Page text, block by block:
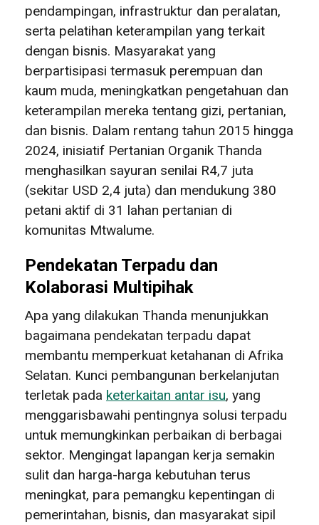
pendampingan, infrastruktur dan peralatan,
serta pelatihan keterampilan yang terkait
dengan bisnis. Masyarakat yang
berpartisipasi termasuk perempuan dan
kaum muda, meningkatkan pengetahuan dan
keterampilan mereka tentang gizi, pertanian,
dan bisnis. Dalam rentang tahun 2015 hingga
2024, inisiatif Pertanian Organik Thanda
menghasilkan sayuran senilai R4,7 juta
(sekitar USD 2,4 juta) dan mendukung 380
petani aktif di 31 lahan pertanian di
komunitas Mtwalume.
Pendekatan Terpadu dan
Kolaborasi Multipihak
Apa yang dilakukan Thanda menunjukkan
bagaimana pendekatan terpadu dapat
membantu memperkuat ketahanan di Afrika
Selatan. Kunci pembangunan berkelanjutan
terletak pada keterkaitan antar isu, yang
menggarisbawahi pentingnya solusi terpadu
untuk memungkinkan perbaikan di berbagai
sektor. Mengingat lapangan kerja semakin
sulit dan harga-harga kebutuhan terus
meningkat, para pemangku kepentingan di
pemerintahan, bisnis, dan masyarakat sipil